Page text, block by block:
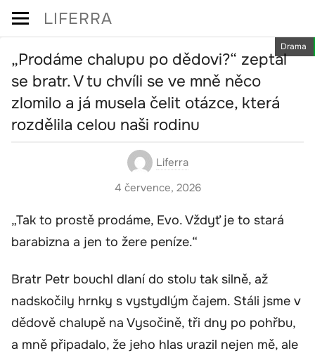
Skip
LIFERRA
Drama
„Prodáme chalupu po dědovi?“ zeptal
se bratr. V tu chvíli se ve mně něco
zlomilo a já musela čelit otázce, která
rozdělila celou naši rodinu
Liferra
4 července, 2026
„Tak to prostě prodáme, Evo. Vždyť je to stará
barabizna a jen to žere peníze.“
Bratr Petr bouchl dlaní do stolu tak silně, až
nadskočily hrnky s vystydlým čajem. Stáli jsme v
dědově chalupě na Vysočině, tři dny po pohřbu,
a mně připadalo, že jeho hlas urazil nejen mě, ale